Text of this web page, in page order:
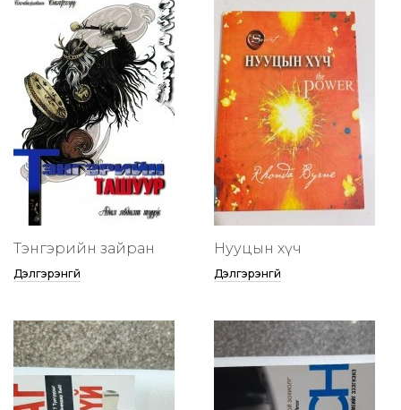
Тэнгэрийн зайран
Дэлгэрэнгүй
Нууцын хүч
Дэлгэрэнгүй